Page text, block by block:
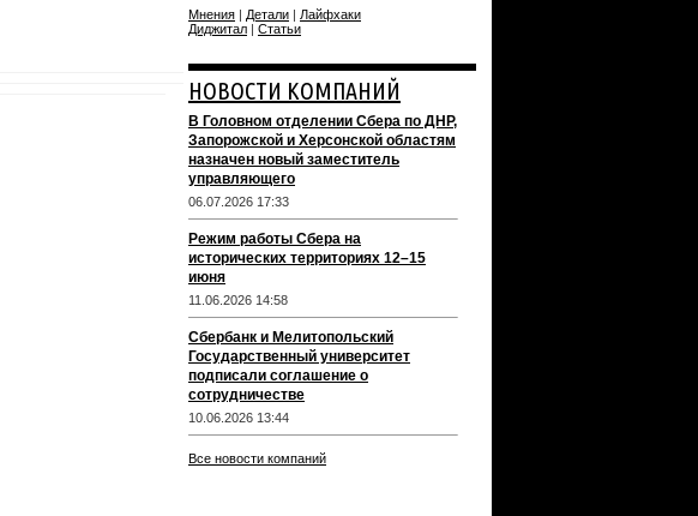
Мнения | Детали | Лайфхаки
Диджитал | Статьи
НОВОСТИ КОМПАНИЙ
В Головном отделении Сбера по ДНР,
Запорожской и Херсонской областям
назначен новый заместитель
управляющего
06.07.2026 17:33
Режим работы Сбера на
исторических территориях 12–15
июня
11.06.2026 14:58
Сбербанк и Мелитопольский
Государственный университет
подписали соглашение о
сотрудничестве
10.06.2026 13:44
Все новости компаний